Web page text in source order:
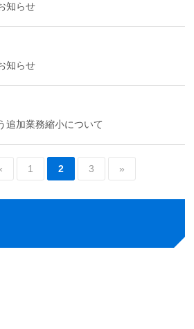
知らせ
知らせ
追加業務縮小について
1 2 3 »